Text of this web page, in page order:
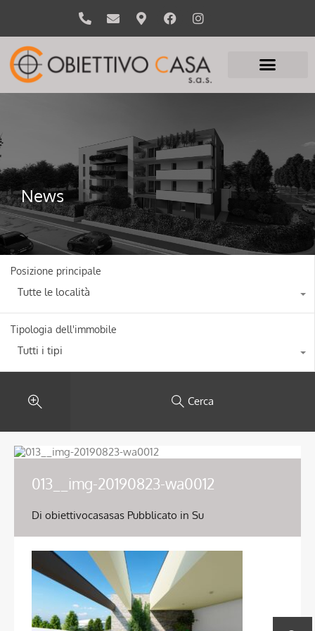
News
Posizione principale
Tutte le località
Tipologia dell'immobile
Tutti i tipi
Cerca
013__img-20190823-wa0012
Di obiettivocasasas Pubblicato in Su